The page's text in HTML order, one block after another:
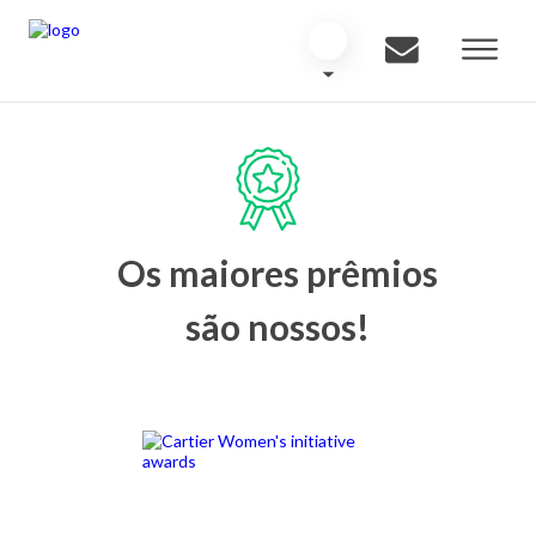
Os maiores prêmios
são nossos!